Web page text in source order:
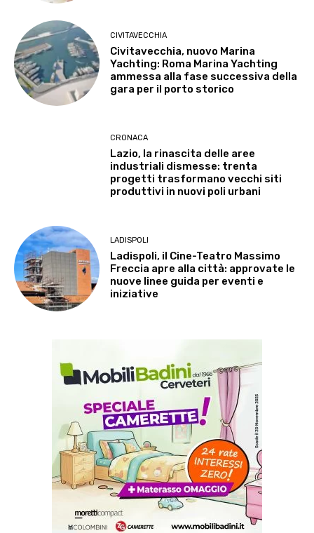
CIVITAVECCHIA
Civitavecchia, nuovo Marina
Yachting: Roma Marina Yachting
ammessa alla fase successiva della
gara per il porto storico
CRONACA
Lazio, la rinascita delle aree
industriali dismesse: trenta
progetti trasformano vecchi siti
produttivi in nuovi poli urbani
LADISPOLI
Ladispoli, il Cine-Teatro Massimo
Freccia apre alla città: approvate le
nuove linee guida per eventi e
iniziative